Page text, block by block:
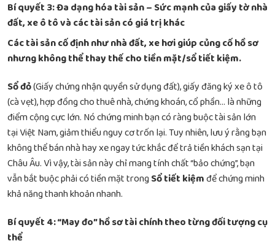
Bí quyết 3: Đa dạng hóa tài sản – Sức mạnh của giấy tờ nhà
đất, xe ô tô và các tài sản có giá trị khác
Các tài sản cố định như nhà đất, xe hơi giúp củng cố hồ sơ
nhưng không thể thay thế cho tiền mặt/sổ tiết kiệm.
Sổ đỏ(Giấy chứng nhận quyền sử dụng đất), giấy đăng ký xe ô tô
(cà vẹt), hợp đồng cho thuê nhà, chứng khoán, cổ phần… là những
điểm cộng cực lớn. Nó chứng minh bạn có ràng buộc tài sản lớn
tại Việt Nam, giảm thiểu nguy cơ trốn lại. Tuy nhiên, lưu ý rằng bạn
không thể bán nhà hay xe ngay tức khắc để trả tiền khách sạn tại
Châu Âu. Vì vậy, tài sản này chỉ mang tính chất “bảo chứng”, bạn
vẫn bắt buộc phải có tiền mặt trongSổ tiết kiệmđể chứng minh
khả năng thanh khoản nhanh.
Bí quyết 4: “May đo” hồ sơ tài chính theo từng đối tượng cụ
thể